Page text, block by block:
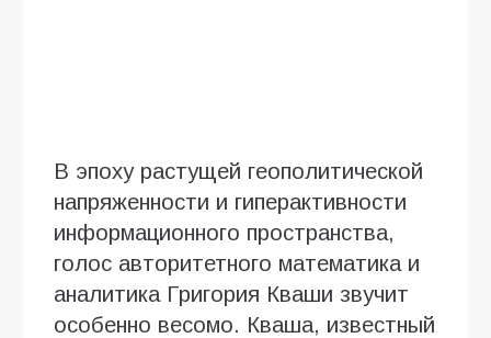
В эпоху растущей геополитической
напряженности и гиперактивности
информационного пространства,
голос авторитетного математика и
аналитика Григория Кваши звучит
особенно весомо. Кваша, известный